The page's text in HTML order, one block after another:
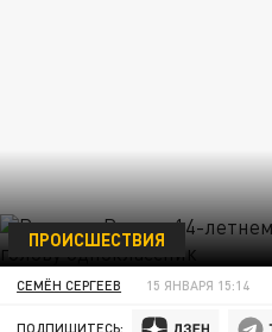
ПРОИСШЕСТВИЯ
СЕМЁН СЕРГЕЕВ 15 ЯНВАРЯ 15:14
ПОДПИШИТЕСЬ: